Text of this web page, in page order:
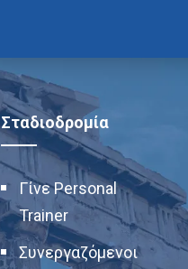
Σταδιοδρομία
Γίνε Personal
Trainer
Συνεργαζόμενοι